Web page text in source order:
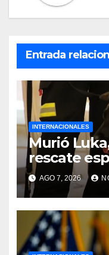
Entrada
INTERNACIONALES
Murió
rescate
buscar
escombros
terremotos
AGO 7, 2026